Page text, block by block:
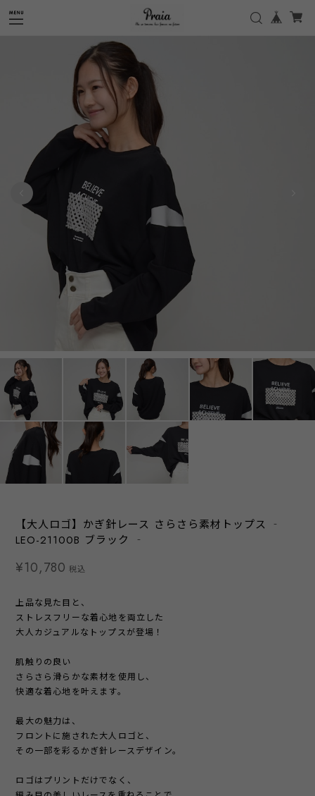
【大人ロゴ】かぎ針レース さらさら素材トップス ‐
LEO-21100B ブラック ‐
¥10,780 税込
上品な見た目と、
ストレスフリーな着心地を両立した
大人カジュアルなトップスが登場！
肌触りの良い
さらさら滑らかな素材を使用し、
快適な着心地を叶えます。
最大の魅力は、
フロントに施された大人ロゴと、
その一部を彩るかぎ針レースデザイン。
ロゴはプリントだけでなく、